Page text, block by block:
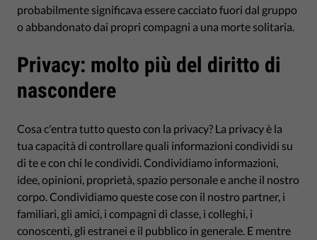
probabilmente significava essere cacciato fuori dal gruppo
o abbandonato dai propri compagni a una morte solitaria.
Privacy: molto più del diritto di
nascondere
Cosa c'entra tutto questo con la privacy? La privacy è la
tua capacità di controllare quali informazioni condividi su
di te e con chi le condividi. Condividiamo informazioni,
idee, opinioni, proprietà, spazio personale e anche il nostro
corpo. Condividiamo queste cose con il nostro partner, i
familiari, gli amici, i compagni di classe, i colleghi, i
conoscenti, gli estranei e il pubblico in generale. E mentre